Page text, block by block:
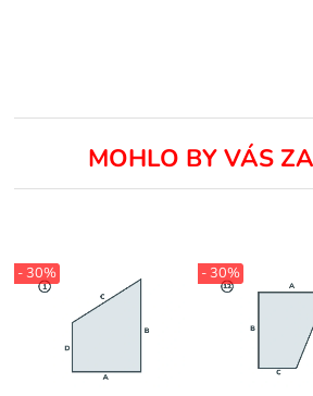
MOHLO BY VÁS
- 30% - 30%